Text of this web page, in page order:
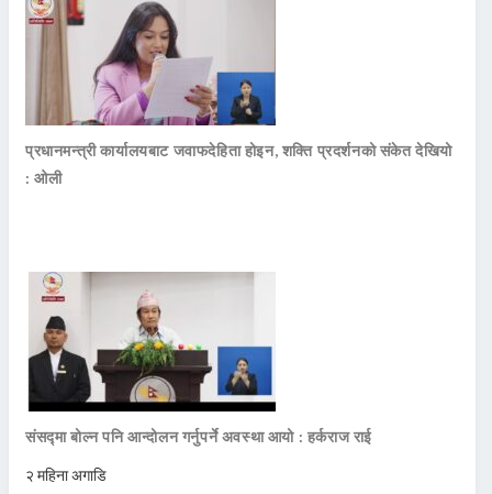
प्रधानमन्त्री कार्यालयबाट जवाफदेहिता होइन, शक्ति प्रदर्शनको संकेत देखियो
: ओली
संसद्मा बोल्न पनि आन्दोलन गर्नुपर्ने अवस्था आयो : हर्कराज राई
२ महिना अगाडि